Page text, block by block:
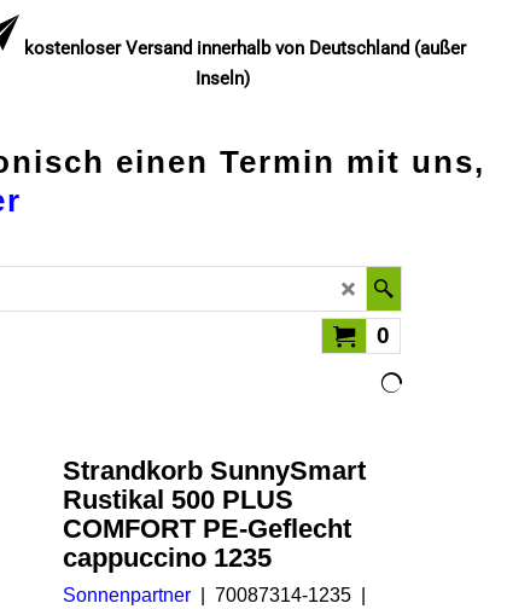
kostenloser Versand innerhalb von Deutschland (außer
Inseln)
einen Termin mit uns,
0
Strandkorb SunnySmart
Rustikal 500 PLUS
COMFORT PE-Geflecht
cappuccino 1235
Sonnenpartner
70087314-1235